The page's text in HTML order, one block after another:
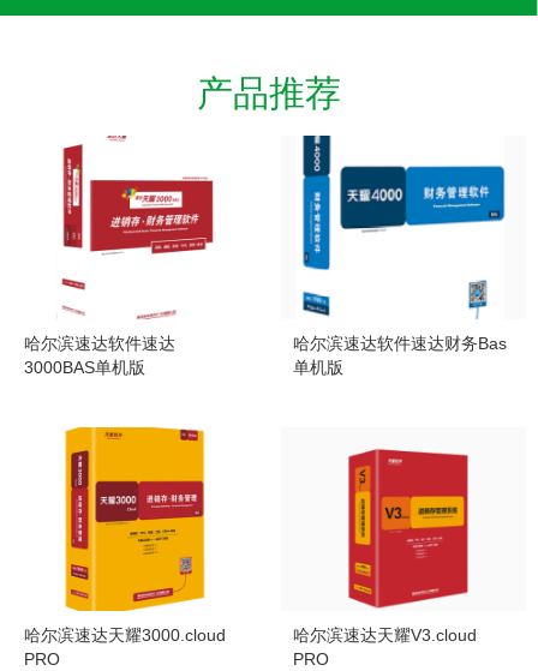
伐，并节约了大量开支。销售部凭借我们辛勒的走访
和不断的演示解答让您可以清晰的了解软件的功能和
用途。渠道部为建立各种分销渠道将付出大量的努力
工作，使您在何时何地都能感受到我们的努力，也为
您在管理软件行业销售中提供细致的帮助、优惠的价
格和充足的货源。市场部致力于开拓新产品市场,以及
其它领域行业软件,例如餐饮,汽修配等.客服部的工作
复,使您在使用过程不必为找不到问题的答案而担心。
区捷拓电子是一支充满活力和朝气的团队，“服务，管
理，，创新”是我们的经营宗旨。我们会始终坚持勤肯
的工作态度和饱满的工作热情，以真诚的付出创建出
一支的服务团队，并用我们不断的努力和追求为广大
客户创造出大价值！
产品推荐
哈尔滨速达软件速达
3000BAS单机版
哈尔滨速达软件速达财务Bas
单机版
哈尔滨速达天耀3000.cloud
PRO
哈尔滨速达天耀V3.cloud
PRO